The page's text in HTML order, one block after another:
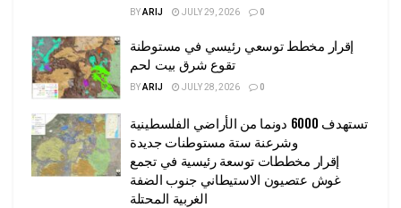
BYARIJ JULY 29, 2026 0
إقرار مخطط توسعي رئيسي في مستوطنة
تقوع شرق بيت لحم
BYARIJ JULY 28, 2026 0
تستهدف 6000 دونما من الأراضي الفلسطينية
وشرعنة ستة مستوطنات جديدة
إقرار مخططات توسعة رئيسية في تجمع
غوش عتصيون الاستيطاني جنوب الضفة
الغربية المحتلة